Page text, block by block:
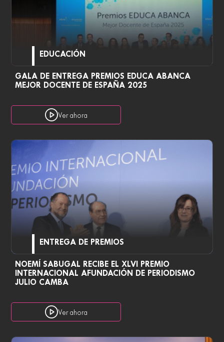
EDUCACIÓN
GALA DE ENTREGA PREMIOS EDUCA ABANCA
MEJOR DOCENTE DE ESPAÑA 2025
Ver ahora
ENTREGA DE PREMIOS
NOEMÍ SABUGAL RECIBE EL XLVI PREMIO
INTERNACIONAL AFUNDACIÓN DE PERIODISMO
JULIO CAMBA
Ver ahora